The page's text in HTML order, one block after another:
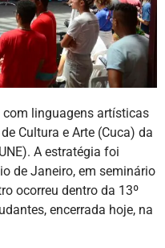
linguagens artísticas
Cultura e Arte (Cuca) da
A estratégia foi
de Janeiro, em seminário
ocorreu dentro da 13º
encerrada hoje, na